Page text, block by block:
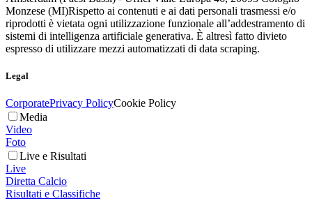
Monzese (MI)Rispetto ai contenuti e ai dati personali trasmessi e/o
riprodotti è vietata ogni utilizzazione funzionale all’addestramento di
sistemi di intelligenza artificiale generativa. È altresì fatto divieto
espresso di utilizzare mezzi automatizzati di data scraping.
Legal
CorporatePrivacy PolicyCookie Policy
Media
Video
Foto
Live e Risultati
Live
Diretta Calcio
Risultati e Classifiche